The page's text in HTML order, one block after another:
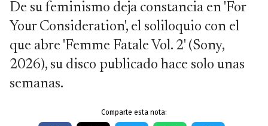
De su feminismo deja constancia en 'For
Your Consideration', el soliloquio con el
que abre 'Femme Fatale Vol. 2' (Sony,
2026), su disco publicado hace solo unas
semanas.
Comparte esta nota: